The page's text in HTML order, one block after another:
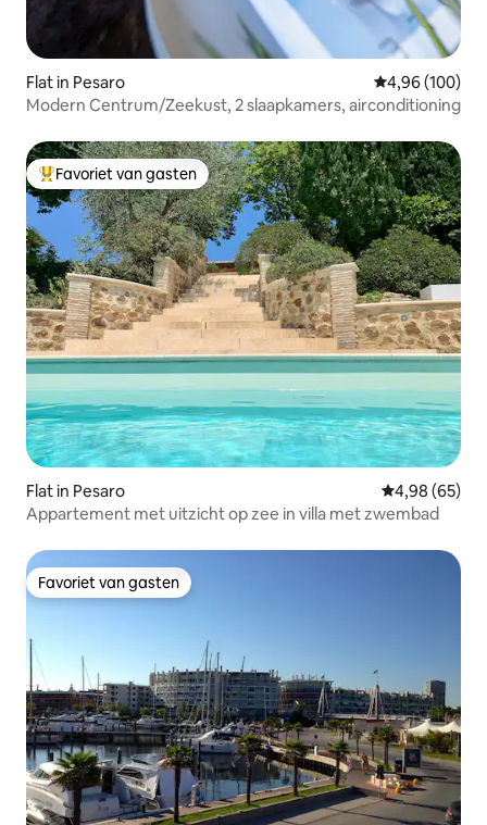
Flat in Pesaro Gemiddelde
4,96 (100)
Modern Centrum/Zeekust, 2 slaapkamers, airconditioning
Topfavoriet van gasten
Favoriet van gasten
Flat in Pesaro Gemiddelde
4,98 (65)
Appartement met uitzicht op zee in villa met zwembad
Favoriet van gasten
Favoriet van gasten